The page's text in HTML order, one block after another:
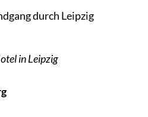
durch Leipzig
in Leipzig